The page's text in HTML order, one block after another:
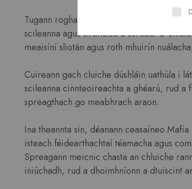
Tugann rogha éagsúil cluichí laistigh de
scileanna agus straitéise a scrúdú. Ó
meaisíní sliotán agus roth mhuirín
Cuireann gach cluiche dúshláin uathúla i
scileanna cinnteoireachta a ghéarú, rud a
spreagthach go meabhrach araon.
Ina theannta sin, déanann ceasaíneo
isteach féidearthachtaí téamacha agus
Spreagann meicnic chasta an chluiche
iniúchadh, rud a dhoimhníonn a dtuiscint